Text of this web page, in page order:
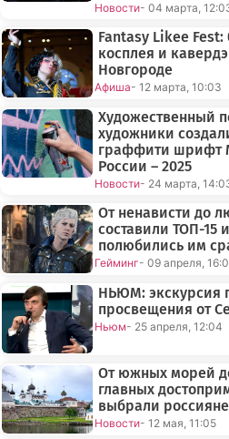
Новости- 04 марта,
Fantasy Likee
косплея и
Новгороде
Афиша- 12 марта, 10:03
Художественный
художники
граффити шрифт
России – 2025
Новости- 24 марта,
От ненависти до
составили ТОП-15
полюбились им
Гейминг- 09 апреля,
НЬЮМ: экскурсия
просвещения от
Ньюм- 25 апреля, 12:04
От южных морей
главных
выбрали россияне
Новости- 12 мая, 11:05